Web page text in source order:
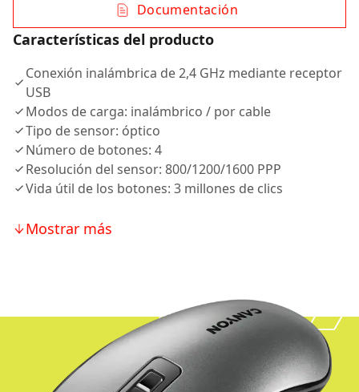
Documentación
Características del producto
Conexión inalámbrica de 2,4 GHz mediante receptor
USB
Modos de carga: inalámbrico / por cable
Tipo de sensor: óptico
Número de botones: 4
Resolución del sensor: 800/1200/1600 PPP
Vida útil de los botones: 3 millones de clics
Mostrar más